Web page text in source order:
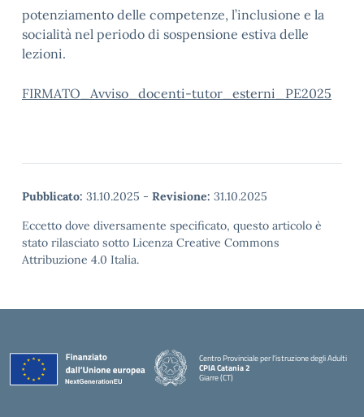
potenziamento delle competenze, l’inclusione e la
socialità nel periodo di sospensione estiva delle
lezioni.
FIRMATO_Avviso_docenti-tutor_esterni_PE2025
Pubblicato: 31.10.2025 - Revisione: 31.10.2025
Eccetto dove diversamente specificato, questo articolo è
stato rilasciato sotto Licenza Creative Commons
Attribuzione 4.0 Italia.
Centro Provinciale per l'istruzione degli Adulti
CPIA Catania 2
Giarre (CT)